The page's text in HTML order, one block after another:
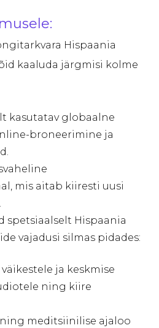
Hispaania
kaaluda järgmisi kolme
kasutatav globaalne
broneerimine ja
mis aitab kiiresti uusi
spetsiaalselt Hispaania
vajadusi silmas pidades:
ja keskmise
ning kiire
meditsiinilise ajaloo